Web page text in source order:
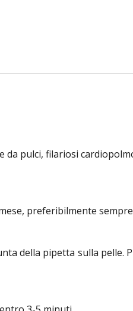
pulci, filariosi
preferibilmente
della pipetta sulla pelle.